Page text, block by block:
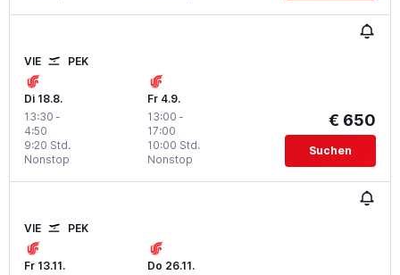
VIE PEK
Di 18.8.
13:30 -
4:50
Nonstop
9:20 Std.
Fr 4.9.
13:00 -
17:00
Nonstop
10:00 Std.
€ 650
Suchen
VIE PEK
Fr 13.11.
Do 26.11.